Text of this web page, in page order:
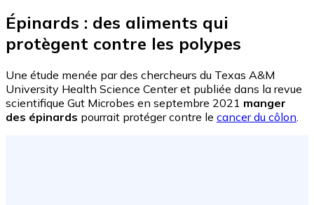
Épinards : des aliments qui
protègent contre les polypes
Une étude menée par des chercheurs du Texas A&M
University Health Science Center et publiée dans la revue
scientifique Gut Microbes en septembre 2021 manger
des épinards pourrait protéger contre le cancer du côlon.